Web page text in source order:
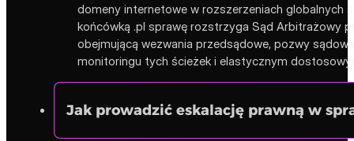
domeny internetowe w rozszerzeniach globalnych
końcówką .pl sprawę rozstrzyga Sąd Arbitrażowy
obejmującą wezwania przedsądowe, pozwy
monitoringu tych ścieżek i elastycznym
Jak prowadzić eskalację prawną w